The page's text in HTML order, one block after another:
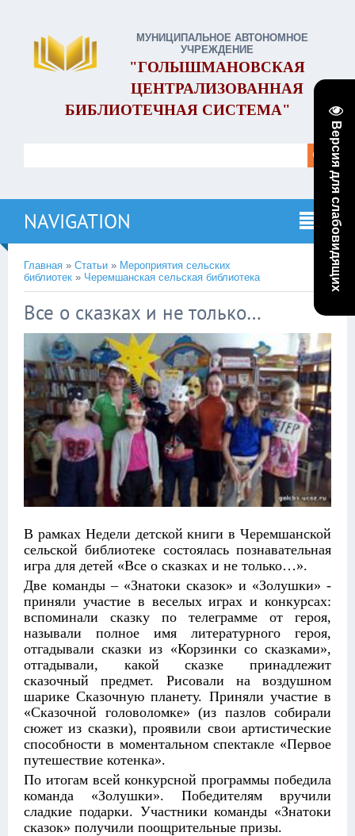
Версия для слабовидящих
МУНИЦИПАЛЬНОЕ АВТОНОМНОЕ
УЧРЕЖДЕНИЕ
"ГОЛЫШМАНОВСКАЯ
ЦЕНТРАЛИЗОВАННАЯ
БИБЛИОТЕЧНАЯ СИСТЕМА"
NAVIGATION
Главная » Статьи » Мероприятия сельских
библиотек » Черемшанская сельская библиотека
Все о сказках и не только…
В рамках Недели детской книги в Черемшанской
сельской библиотеке состоялась познавательная
игра для детей «Все о сказках и не только…».
Две команды – «Знатоки сказок» и «Золушки» -
приняли участие в веселых играх и конкурсах:
вспоминали сказку по телеграмме от героя,
называли полное имя литературного героя,
отгадывали сказки из «Корзинки со сказками»,
отгадывали, какой сказке принадлежит
сказочный предмет. Рисовали на воздушном
шарике Сказочную планету. Приняли участие в
«Сказочной головоломке» (из пазлов собирали
сюжет из сказки), проявили свои артистические
способности в моментальном спектакле «Первое
путешествие котенка».
По итогам всей конкурсной программы победила
команда «Золушки». Победителям вручили
сладкие подарки. Участники команды «Знатоки
сказок» получили поощрительные призы.